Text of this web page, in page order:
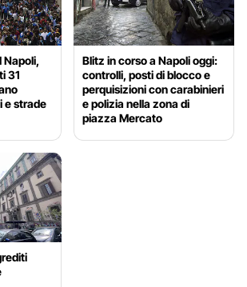
Napoli,
31
e strade
Blitz in corso a Napoli oggi:
controlli, posti di blocco e
perquisizioni con carabinieri
e polizia nella zona di
piazza Mercato